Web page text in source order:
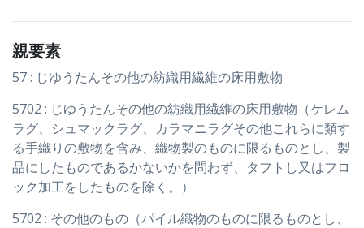
親要素
57 : じゆうたんその他の紡織用繊維の床用敷物
5702 : じゆうたんその他の紡織用繊維の床用敷物（ケレム
ラグ、シュマックラグ、カラマニラグその他これらに類す
る手織りの敷物を含み、織物製のものに限るものとし、製
品にしたものであるかないかを問わず、タフトし又はフロ
ック加工をしたものを除く。）
5702 : その他のもの（パイル織物のものに限るものとし、